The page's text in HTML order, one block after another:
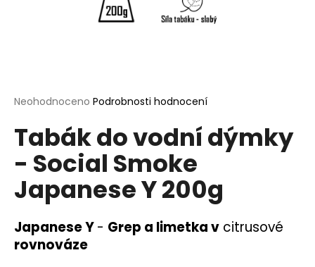
Průměrné
produktu
z
hvězdiček.
Neohodnoceno Podrobnosti hodnocení
Tabák do vodní dýmky
- Social Smoke
Japanese Y 200g
Japanese Y- Grep a limetka v citrusové
rovnováze
HLEDAT
D
o
p